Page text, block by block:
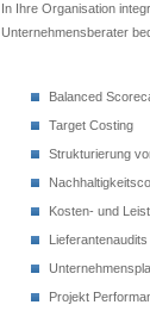
In Ihre Organisation
Unternehmensberater
Balanced
Target Costing
Strukturierung
Kosten- und
Lieferantenaudits
Projekt